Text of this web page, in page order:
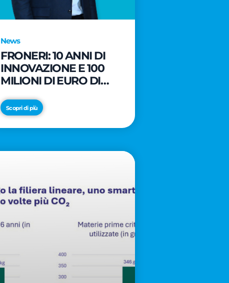
News
FRONERI: 10 ANNI DI
INNOVAZIONE E 100
MILIONI DI EURO DI
PER LO SVILUPPO DEL
MERCATO ITALIANO
DEL GELATO
Scopri di più